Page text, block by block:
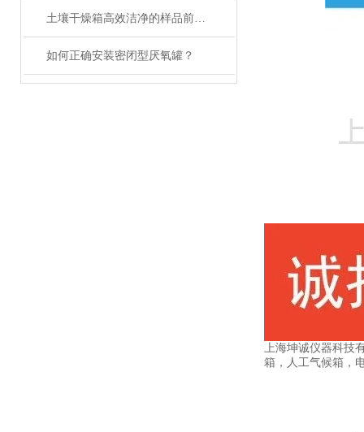
土壤干燥箱高效洁净的样品前处理设备
如何正确安装密闭型厌氧罐？
上海坤诚仪器科技
箱，人工气候箱，